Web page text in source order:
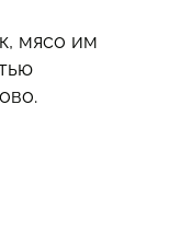
мясо им